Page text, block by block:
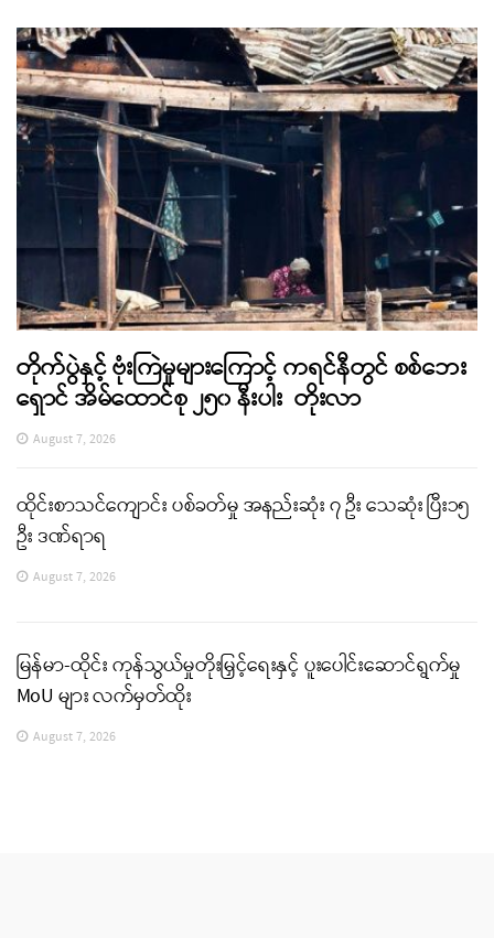
တိုက်ပွဲနှင့် ဗုံးကြဲမှုများကြောင့် ကရင်နီတွင် စစ်ဘေး
ရှောင် အိမ်ထောင်စု ၂၅၀ နီးပါး တိုးလာ
August 7, 2026
ထိုင်းစာသင်ကျောင်း ပစ်ခတ်မှု အနည်းဆုံး ၇ ဦး သေဆုံး ပြီး၁၅
ဦး ဒဏ်ရာရ
August 7, 2026
မြန်မာ-ထိုင်း ကုန်သွယ်မှုတိုးမြှင့်ရေးနှင့် ပူးပေါင်းဆောင်ရွက်မှု
MoU များ လက်မှတ်ထိုး
August 7, 2026